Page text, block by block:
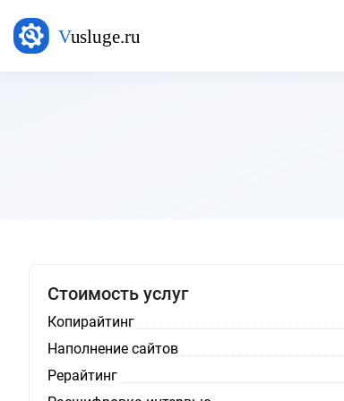
Стоимость услуг
Копирайтинг
Наполнение сайтов
Рерайтинг